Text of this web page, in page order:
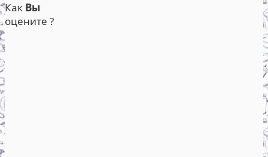
Как Вы
оцените ?